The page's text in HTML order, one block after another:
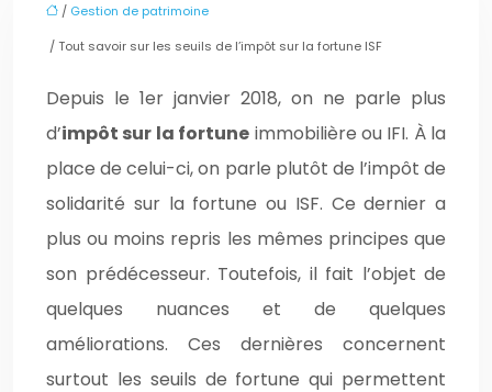
/ Gestion de patrimoine
/ Tout savoir sur les seuils de l’impôt sur la fortune ISF
Depuis le 1er janvier 2018, on ne parle plus
d’impôt sur la fortune immobilière ou IFI. À la
place de celui-ci, on parle plutôt de l’impôt de
solidarité sur la fortune ou ISF. Ce dernier a
plus ou moins repris les mêmes principes que
son prédécesseur. Toutefois, il fait l’objet de
quelques nuances et de quelques
améliorations. Ces dernières concernent
surtout les seuils de fortune qui permettent